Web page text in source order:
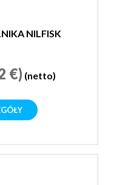
NILFISK
€) (netto)